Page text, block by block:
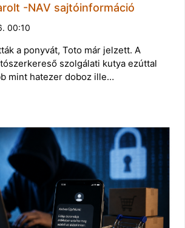
-NAV sajtóinformáció
00:10
a ponyvát, Toto már jelzett. A
szolgálati kutya ezúttal
mint hatezer doboz ille…